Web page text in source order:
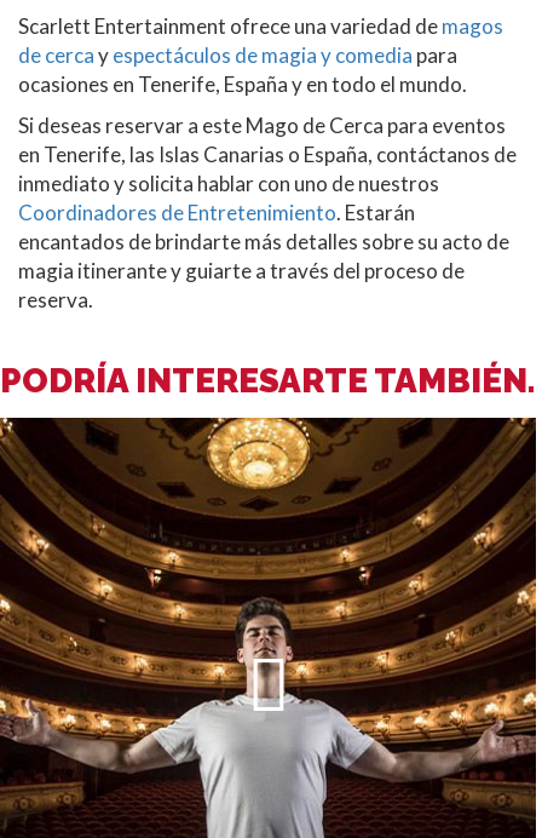
Scarlett Entertainment ofrece una variedad demagos
de cercayespectáculos de magia y comedia para
ocasiones en Tenerife, España y en todo el mundo.
Si deseas reservar a este Mago de Cerca para eventos
en Tenerife, las Islas Canarias o España, contáctanos de
inmediato y solicita hablar con uno de nuestros
Coordinadores de Entretenimiento. Estarán
encantados de brindarte más detalles sobre su acto de
magia itinerante y guiarte a través del proceso de
reserva.
PODRÍA INTERESARTE TAMBIÉN.